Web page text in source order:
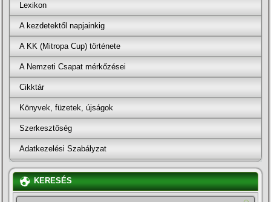
Lexikon
A kezdetektől napjainkig
A KK (Mitropa Cup) története
A Nemzeti Csapat mérkőzései
Cikktár
Könyvek, füzetek, újságok
Szerkesztőség
Adatkezelési Szabályzat
KERESÉS